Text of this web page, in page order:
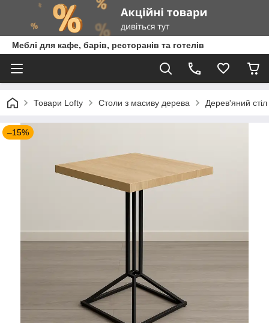
Меблі для кафе, барів, ресторанів та готелів
Товари Lofty Столи з масиву дерева Дерев'яний
–15%